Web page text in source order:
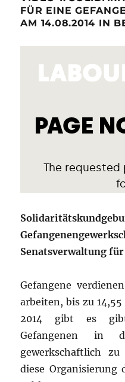
FÜR EINE
AM 14.08.2014 IN
Senatsverwaltung
Gefangene
arbeiten, bis zu
2014 gibt es
Gefangenen in
gewerkschaftlich
diese